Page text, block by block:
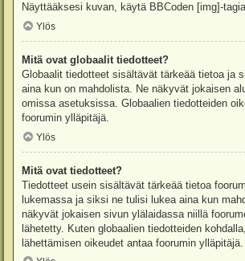
Näyttääksesi kuvan, käytä BBCoden [img]-
Ylös
Mitä ovat globaalit tiedotteet?
Globaalit tiedotteet sisältävät tärkeää tietoa ja
aina kun on mahdolista. Ne näkyvät jokaisen
omissa asetuksissa. Globaalien tiedotteiden
foorumin ylläpitäjä.
Ylös
Mitä ovat tiedotteet?
Tiedotteet usein sisältävät tärkeää tietoa
lukemassa ja siksi ne tulisi lukea aina kun
näkyvät jokaisen sivun ylälaidassa niillä
lähetetty. Kuten globaalien tiedotteiden
lähettämisen oikeudet antaa foorumin ylläpitäjä.